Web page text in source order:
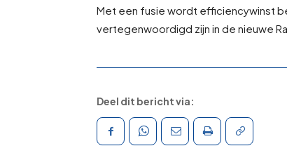
Met een fusie wordt efficiencywinst
vertegenwoordigd zijn in de nieuwe
Deel dit bericht via: